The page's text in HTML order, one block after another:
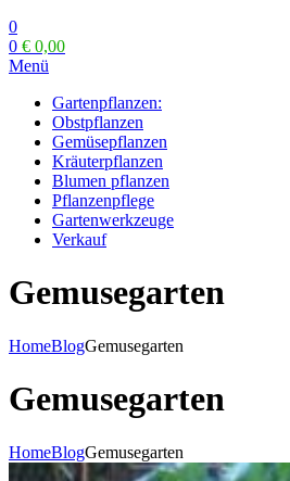
0
0 € 0,00
Menü
Gartenpflanzen:
Obstpflanzen
Gemüsepflanzen
Kräuterpflanzen
Blumen pflanzen
Pflanzenpflege
Gartenwerkzeuge
Verkauf
Gemusegarten
HomeBlogGemusegarten
Gemusegarten
HomeBlogGemusegarten